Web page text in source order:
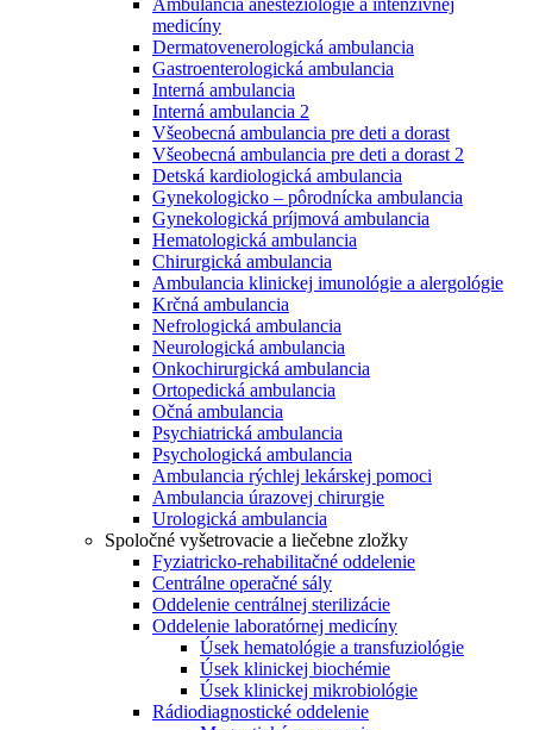
Ambulancia anesteziológie a intenzívnej
medicíny
Dermatovenerologická ambulancia
Gastroenterologická ambulancia
Interná ambulancia
Interná ambulancia 2
Všeobecná ambulancia pre deti a dorast
Všeobecná ambulancia pre deti a dorast 2
Detská kardiologická ambulancia
Gynekologicko – pôrodnícka ambulancia
Gynekologická príjmová ambulancia
Hematologická ambulancia
Chirurgická ambulancia
Ambulancia klinickej imunológie a alergológie
Krčná ambulancia
Nefrologická ambulancia
Neurologická ambulancia
Onkochirurgická ambulancia
Ortopedická ambulancia
Očná ambulancia
Psychiatrická ambulancia
Psychologická ambulancia
Ambulancia rýchlej lekárskej pomoci
Ambulancia úrazovej chirurgie
Urologická ambulancia
Spoločné vyšetrovacie a liečebne zložky
Fyziatricko-rehabilitačné oddelenie
Centrálne operačné sály
Oddelenie centrálnej sterilizácie
Oddelenie laboratórnej medicíny
Úsek hematológie a transfuziológie
Úsek klinickej biochémie
Úsek klinickej mikrobiológie
Rádiodiagnostické oddelenie